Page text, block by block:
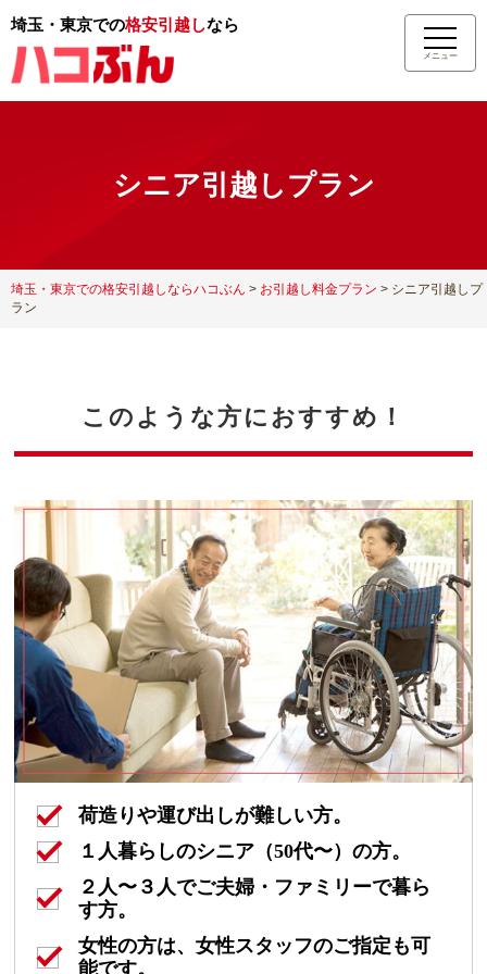
埼玉・東京での格安引越しなら
メニュー
シニア引越しプラン
埼玉・東京での格安引越しならハコぶん > お引越し料金プラン > シニア引越しプ
ラン
このような方におすすめ！
荷造りや運び出しが難しい方。
１人暮らしのシニア（50代〜）の方。
２人〜３人でご夫婦・ファミリーで暮ら
す方。
女性の方は、女性スタッフのご指定も可
能です。